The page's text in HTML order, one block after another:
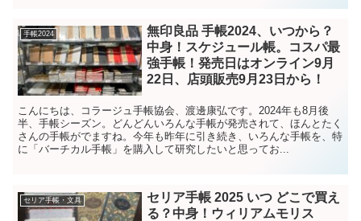
手帳2024
無印良品 手帳2024、いつから？
中身！スケジュール帳。コスパ最
強手帳！発売日はオンライン9月
22日、店頭販売9月23日から！
こんにちは、コラージュ手帳協会、渡邊康弘です。2024年も8月後
半、手帳シーズン。どんどんいろんな手帳が発売されて、ほんとたく
さんの手帳がでますね。今年も昨年に引き続き、いろんな手帳を、特
に「バーチカル手帳」を購入して研究したいと思ってお...
セリア手帳・文具
セリア手帳 2025 いつ どこで買え
る？中身！ウィリアムモリス